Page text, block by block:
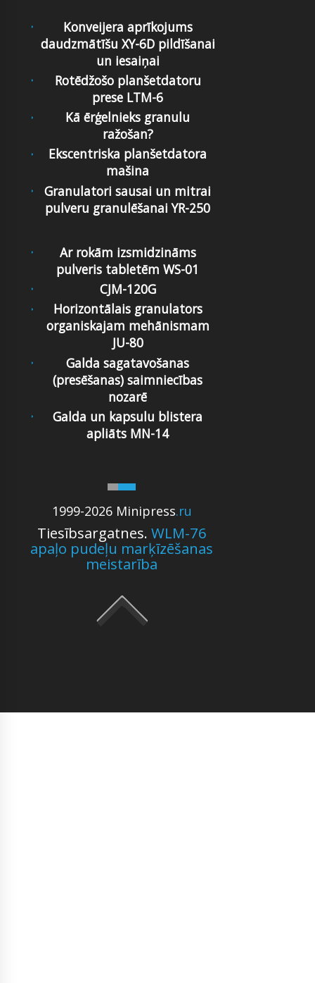
Konveijera aprīkojums
daudzmātīšu XY-6D pildīšanai
un iesaiņai
Rotēdžošo planšetdatoru
prese LTM-6
Kā ērģelnieks granulu
ražošan?
Ekscentriska planšetdatora
mašina
Granulatori sausai un mitrai
pulveru granulēšanai YR-250
1999-2026 Minipress.ru
Tiesībsargatnes. WLM-76
apaļo pudeļu marķīzēšanas
meistarība
Ar rokām izsmidzināms
pulveris tabletēm WS-01
CJM-120G
Horizontālais granulators
organiskajam mehānismam
JU-80
Galda sagatavošanas
(presēšanas) saimniecības
nozarē
Galda un kapsulu blistera
apliāts MN-14